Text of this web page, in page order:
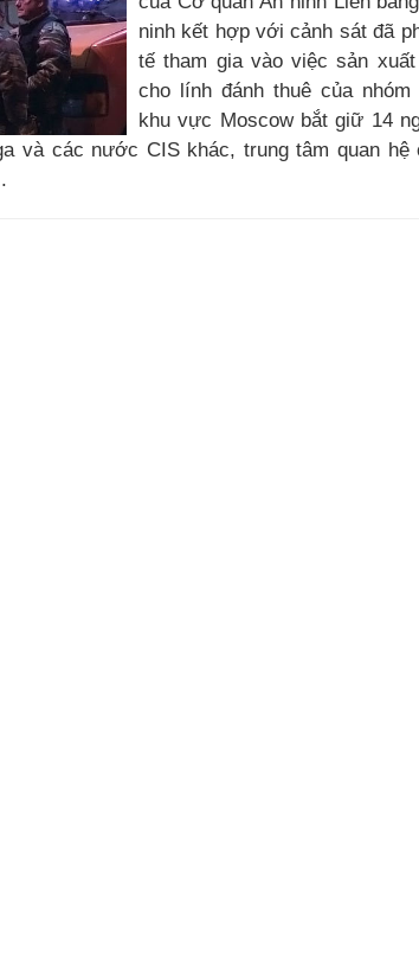
ninh kết hợp với cảnh sát đã
tế tham gia vào việc sản
cho lính đánh thuê của
khu vực Moscow bắt giữ 14
và các nước CIS khác, trung tâm quan hệ